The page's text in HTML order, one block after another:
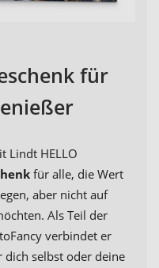
für
Lindt HELLO
für alle, die Wert
aber nicht auf
Als Teil der
verbindet er
selbst oder deine